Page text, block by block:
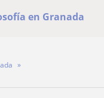
en Granada